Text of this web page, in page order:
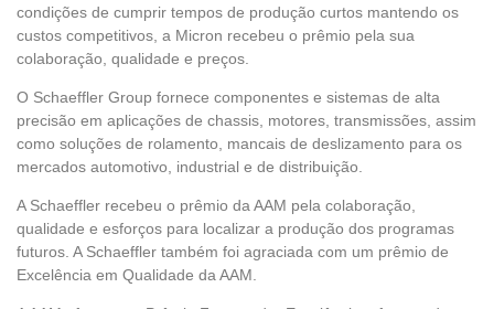
condições de cumprir tempos de produção curtos mantendo os
custos competitivos, a Micron recebeu o prêmio pela sua
colaboração, qualidade e preços.
O Schaeffler Group fornece componentes e sistemas de alta
precisão em aplicações de chassis, motores, transmissões, assim
como soluções de rolamento, mancais de deslizamento para os
mercados automotivo, industrial e de distribuição.
A Schaeffler recebeu o prêmio da AAM pela colaboração,
qualidade e esforços para localizar a produção dos programas
futuros. A Schaeffler também foi agraciada com um prêmio de
Excelência em Qualidade da AAM.